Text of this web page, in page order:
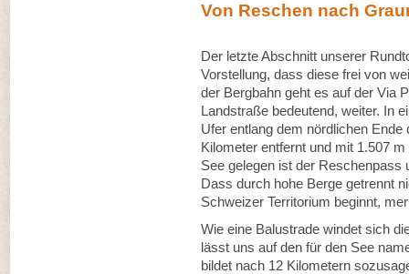
Von Reschen nach
Der letzte Abschnitt unserer
Vorstellung, dass diese frei von
der Bergbahn geht es auf der Via
Landstraße bedeutend, weiter. In
Ufer entlang dem nördlichen
Kilometer entfernt und mit 1.507
See gelegen ist der
Dass durch hohe Berge getrennt
Schweizer Territorium beginnt,
Wie eine Balustrade windet sich
lässt uns auf den für den See
bildet nach 12 Kilometern